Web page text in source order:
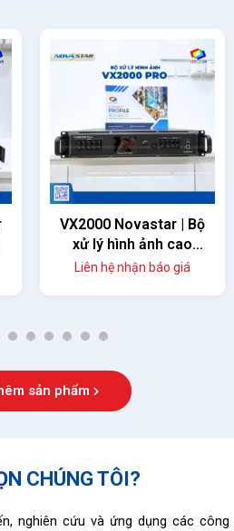
VX2000 Novastar | Bộ
xử lý hình ảnh cao
cấp
Liên hệ nhận báo giá
4 5 6 7 8 9
sản phẩm
CHÚNG TÔI?
nghiên cứu và ứng dụng các công